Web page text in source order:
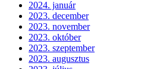
2024. január
2023. december
2023. november
2023. október
2023. szeptember
2023. augusztus